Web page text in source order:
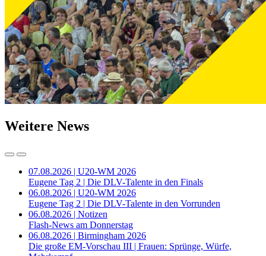
Weitere News
07.08.2026 | U20-WM 2026
Eugene Tag 2 | Die DLV-Talente in den Finals
06.08.2026 | U20-WM 2026
Eugene Tag 2 | Die DLV-Talente in den Vorrunden
06.08.2026 | Notizen
Flash-News am Donnerstag
06.08.2026 | Birmingham 2026
Die große EM-Vorschau III | Frauen: Sprünge, Würfe,